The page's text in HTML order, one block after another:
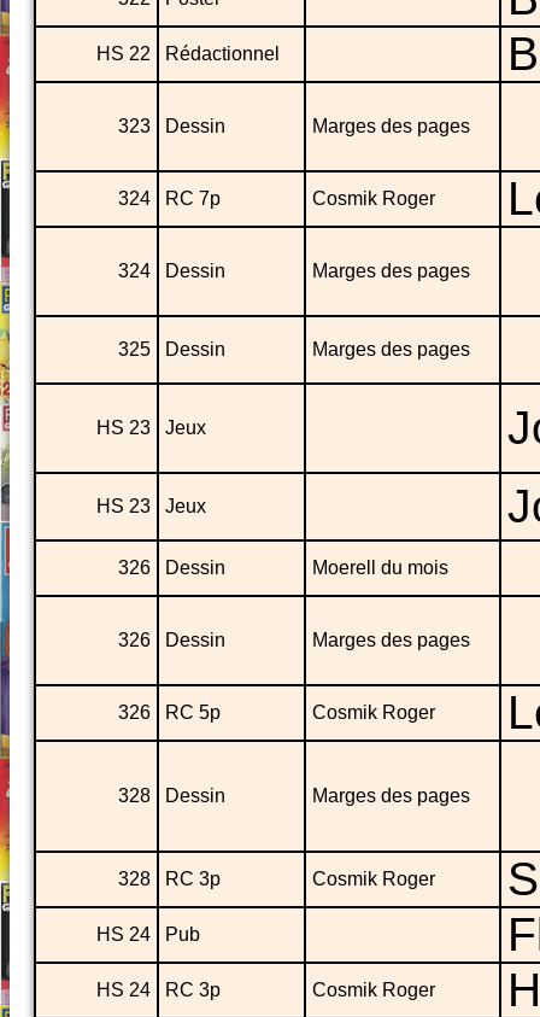
HS 22 Rédactionnel
323 Dessin Marges des pages
324 RC 7p Cosmik Roger
324 Dessin Marges des pages
325 Dessin Marges des pages
HS 23 Jeux
HS 23 Jeux
326 Dessin Moerell du mois
326 Dessin Marges des pages
326 RC 5p Cosmik Roger
328 Dessin Marges des pages
328 RC 3p Cosmik Roger
HS 24 Pub
HS 24 RC 3p Cosmik Roger